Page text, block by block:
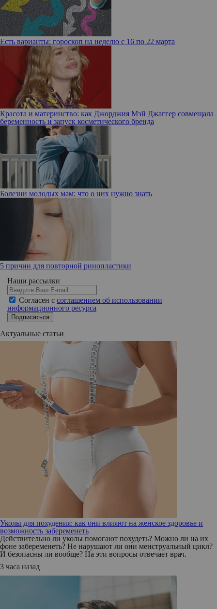
Есть варианты: гороскоп на неделю с 16 по 22 марта
Красота и материнство: как Джорджия Мэй Джаггер совмещала
беременность и запуск косметического бренда
Болезни молодых мам: что о них нужно знать
5 причин для повторной ринопластики
Наши рассылки
Согласен с соглашением об использовании
информационного ресурса
Подписаться
Актуальные статьи
Уколы для похудения: как они влияют на женское здоровье и
возможность забеременеть
Действительно ли уколы помогают похудеть? Можно ли на их
фоне забеременеть? Не нарушают ли они менструальный цикл?
И безопасны ли вообще? На эти вопросы отвечает врач.
3 часа назад